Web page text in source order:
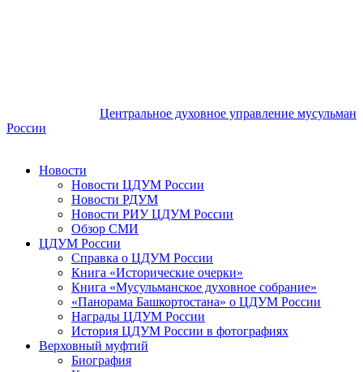
Центральное духовное управление мусульман
России
Новости
Новости ЦДУМ России
Новости РДУМ
Новости РИУ ЦДУМ России
Обзор СМИ
ЦДУМ России
Справка о ЦДУМ России
Книга «Исторические очерки»
Книга «Мусульманское духовное собрание»
«Панорама Башкортостана» о ЦДУМ России
Награды ЦДУМ России
История ЦДУМ России в фотографиях
Верховный муфтий
Биография